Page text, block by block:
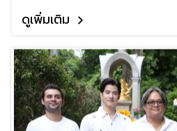
นนทรีย์" พาพิสูจน์อาถรรพ์ลี้ลั
ดูเพิ่มเติม